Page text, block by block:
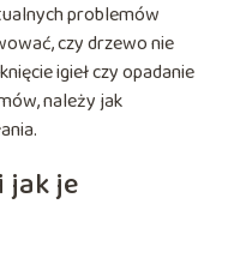
problemów
czy drzewo nie
igieł czy opadanie
należy jak
jak je